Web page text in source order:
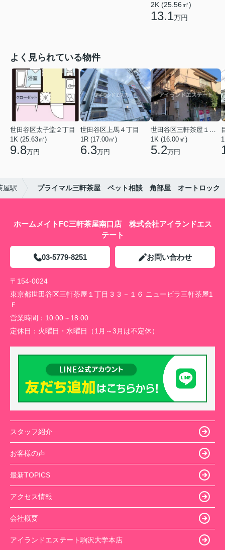
2K (25.56㎡)
13.1万円
よく見られている物件
世田谷区太子堂２丁目
1K (25.63㎡)
9.8万円
世田谷区上馬４丁目
1R (17.00㎡)
6.3万円
世田谷区三軒茶屋１丁目
1K (16.00㎡)
5.2万円
屋駅 プライマル三軒茶屋 ペット相談 角部屋 オートロック
ホームメイトFC三軒茶屋南口店 株式会社アイランドエス
テート
03-5779-8251 お問い合わせ
〒154-0024
東京都世田谷区三軒茶屋１丁目３３－１６ ニュービラ三軒茶屋1
Ｆ
営業時間： 10:00～18:00
定休日： 火曜日・水曜日（1月～3月は不定休）
スタッフ紹介
お客様の声
最新TOPICS
アクセス情報
会社概要
アイランドエステート駒沢大学本店